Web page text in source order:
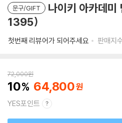
문구/GIFT
나이키 아카데
1395)
첫번째 리뷰어가 되어주세요 판매지
72,000원
10 64,800
YES포인트